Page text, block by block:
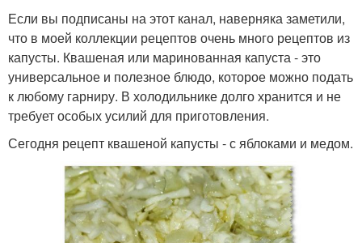
Если вы подписаны на этот канал, наверняка заметили,
что в моей коллекции рецептов очень много рецептов из
капусты. Квашеная или маринованная капуста - это
универсальное и полезное блюдо, которое можно подать
к любому гарниру. В холодильнике долго хранится и не
требует особых усилий для приготовления.
Сегодня рецепт квашеной капусты - с яблоками и медом.